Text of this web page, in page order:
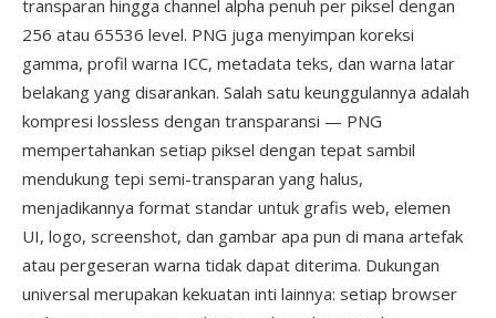
transparan hingga channel alpha penuh per piksel dengan
256 atau 65536 level. PNG juga menyimpan koreksi
gamma, profil warna ICC, metadata teks, dan warna latar
belakang yang disarankan. Salah satu keunggulannya adalah
kompresi lossless dengan transparansi — PNG
mempertahankan setiap piksel dengan tepat sambil
mendukung tepi semi-transparan yang halus,
menjadikannya format standar untuk grafis web, elemen
UI, logo, screenshot, dan gambar apa pun di mana artefak
atau pergeseran warna tidak dapat diterima. Dukungan
universal merupakan kekuatan inti lainnya: setiap browser